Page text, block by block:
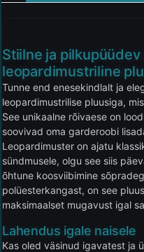
Stiilne ja pilkupüüdev
leopardimustriline
Tunne end enesekindlalt ja
leopardimustrilise pluusiga,
See unikaalne rõivaese on
soovivad oma garderoobi
Leopardimuster on ajatu
sündmusele, olgu see siis
õhtune koosviibimine
polüesterkangast, on see
maksimaalset mugavust igal
Lahendus igale naisele
Kas oled väsinud igavatest ja